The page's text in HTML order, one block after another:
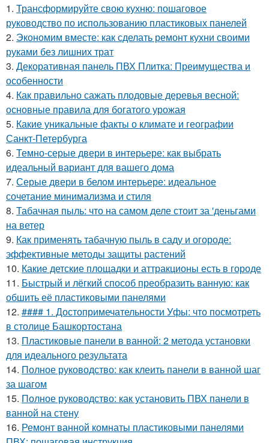
1. Трансформируйте свою кухню: пошаговое
руководство по использованию пластиковых панелей
2. Экономим вместе: как сделать ремонт кухни своими
руками без лишних трат
3. Декоративная панель ПВХ Плитка: Преимущества и
особенности
4. Как правильно сажать плодовые деревья весной:
основные правила для богатого урожая
5. Какие уникальные факты о климате и географии
Санкт-Петербурга
6. Темно-серые двери в интерьере: как выбрать
идеальный вариант для вашего дома
7. Серые двери в белом интерьере: идеальное
сочетание минимализма и стиля
8. Табачная пыль: что на самом деле стоит за 'деньгами
на ветер
9. Как применять табачную пыль в саду и огороде:
эффективные методы защиты растений
10. Какие детские площадки и аттракционы есть в городе
11. Быстрый и лёгкий способ преобразить ванную: как
обшить её пластиковыми панелями
12. #### 1. Достопримечательности Уфы: что посмотреть
в столице Башкортостана
13. Пластиковые панели в ванной: 2 метода установки
для идеального результата
14. Полное руководство: как клеить панели в ванной шаг
за шагом
15. Полное руководство: как установить ПВХ панели в
ванной на стену
16. Ремонт ванной комнаты пластиковыми панелями